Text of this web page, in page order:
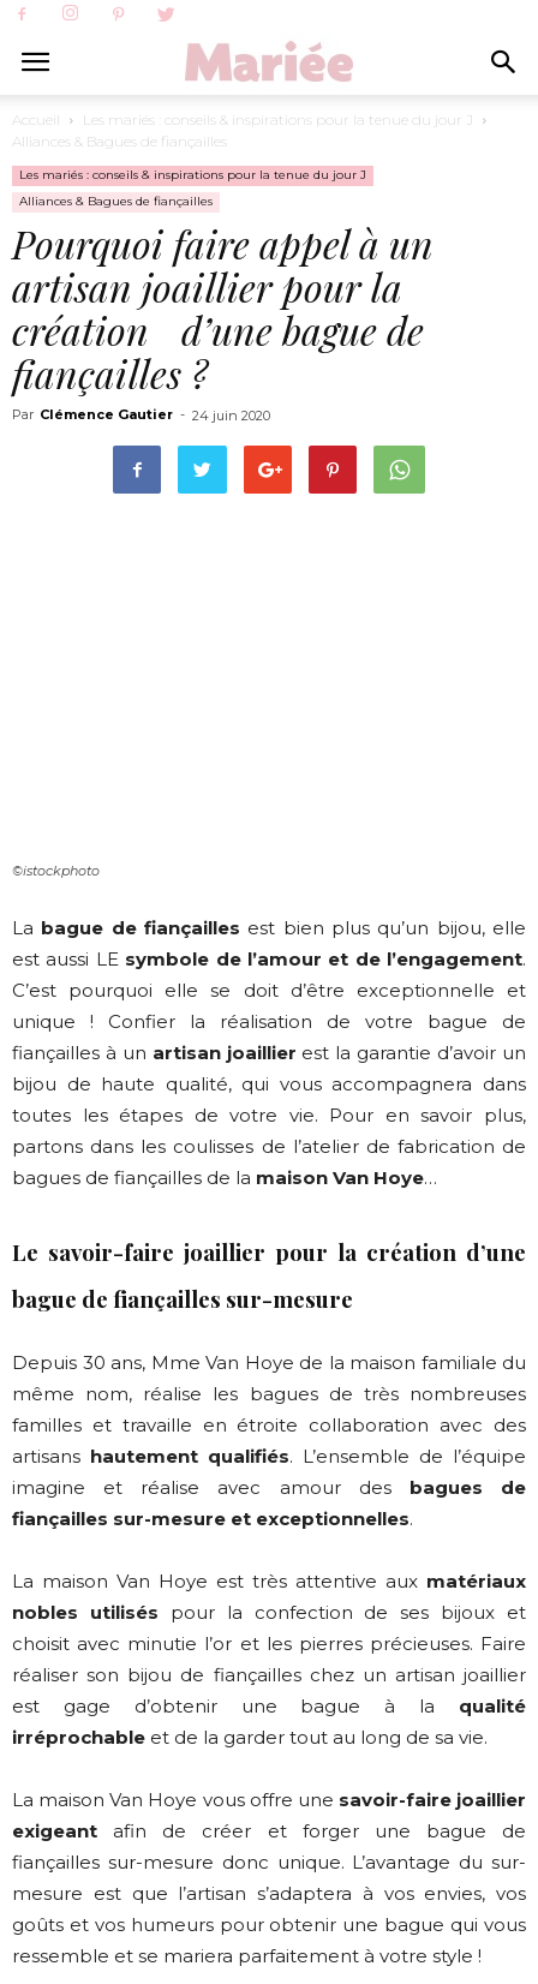
Accueil
Les mariés : conseils & inspirations pour la tenue du jour J
Alliances & Bagues de fiançailles
Les mariés : conseils & inspirations pour la tenue du jour J
Alliances & Bagues de fiançailles
Pourquoi faire appel à un
artisan joaillier pour la
création d’une bague de
fiançailles ?
Par Clémence Gautier - 24 juin 2020
©istockphoto
La bague de fiançailles est bien plus qu’un bijou, elle
est aussi LE symbole de l’amour et de l’engagement.
C’est pourquoi elle se doit d’être exceptionnelle et
unique ! Confier la réalisation de votre bague de
fiançailles à un artisan joaillier est la garantie d’avoir un
bijou de haute qualité, qui vous accompagnera dans
toutes les étapes de votre vie. Pour en savoir plus,
partons dans les coulisses de l’atelier de fabrication de
bagues de fiançailles de la maison Van Hoye…
Le savoir-faire joaillier pour la création d’une
bague de fiançailles sur-mesure
Depuis 30 ans, Mme Van Hoye de la maison familiale du
même nom, réalise les bagues de très nombreuses
familles et travaille en étroite collaboration avec des
artisans hautement qualifiés. L’ensemble de l’équipe
imagine et réalise avec amour des bagues de
fiançailles sur-mesure et exceptionnelles.
La maison Van Hoye est très attentive aux matériaux
nobles utilisés pour la confection de ses bijoux et
choisit avec minutie l’or et les pierres précieuses. Faire
réaliser son bijou de fiançailles chez un artisan joaillier
est gage d’obtenir une bague à la qualité
irréprochable et de la garder tout au long de sa vie.
La maison Van Hoye vous offre une savoir-faire joaillier
exigeant afin de créer et forger une bague de
fiançailles sur-mesure donc unique. L’avantage du sur-
mesure est que l’artisan s’adaptera à vos envies, vos
goûts et vos humeurs pour obtenir une bague qui vous
ressemble et se mariera parfaitement à votre style !